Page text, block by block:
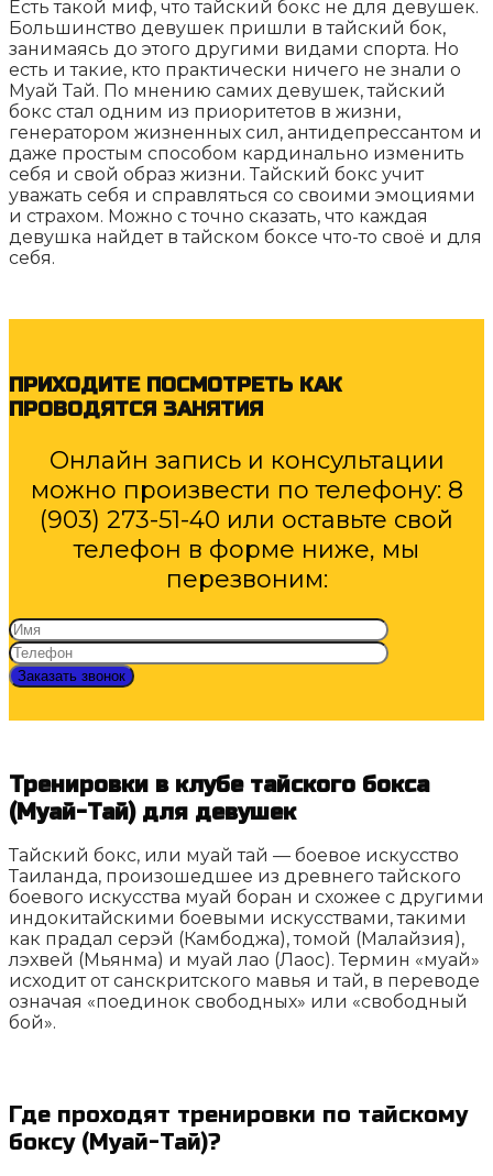
Есть такой миф, что тайский бокс не для девушек.
Большинство девушек пришли в тайский бок,
занимаясь до этого другими видами спорта. Но
есть и такие, кто практически ничего не знали о
Муай Тай. По мнению самих девушек, тайский
бокс стал одним из приоритетов в жизни,
генератором жизненных сил, антидепрессантом и
даже простым способом кардинально изменить
себя и свой образ жизни. Тайский бокс учит
уважать себя и справляться со своими эмоциями
и страхом. Можно с точно сказать, что каждая
девушка найдет в тайском боксе что-то своё и для
себя.
ПРИХОДИТЕ ПОСМОТРЕТЬ КАК
ПРОВОДЯТСЯ ЗАНЯТИЯ
Онлайн запись и консультации
можно произвести по телефону: 8
(903) 273-51-40 или оставьте свой
телефон в форме ниже, мы
перезвоним:
Тренировки в клубе тайского бокса
(Муай-Тай) для девушек
Тайский бокс, или муай тай — боевое искусство
Таиланда, произошедшее из древнего тайского
боевого искусства муай боран и схожее с другими
индокитайскими боевыми искусствами, такими
как прадал серэй (Камбоджа), томой (Малайзия),
лэхвей (Мьянма) и муай лао (Лаос). Термин «муай»
исходит от санскритского мавья и тай, в переводе
означая «поединок свободных» или «свободный
бой».
Где проходят тренировки по тайскому
боксу (Муай-Тай)?